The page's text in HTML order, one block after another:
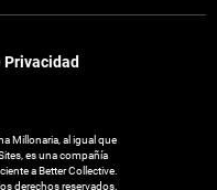
Millonaria, al igual que
es una compañía
a Better Collective.
derechos reservados.